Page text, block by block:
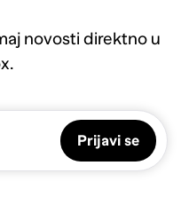
novosti direktno u
Prijavi se